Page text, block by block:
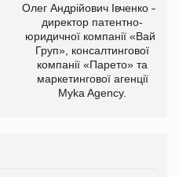
Олег Андрійович Івченко —
директор патентно-
юридичної компанії «Вайз
Груп», консалтингової
компанії «Парето» та
маркетингової агенції
Myka Agency.